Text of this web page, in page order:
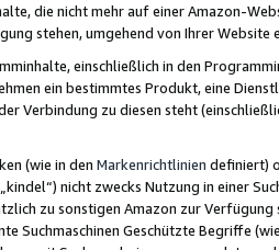
die nicht mehr auf einer Amazon-
stehen, umgehend von Ihrer
einschließlich in den
ein bestimmtes Produkt, eine
Verbindung zu diesen steht
(wie in den Markenrichtlinien definiert)
„kindel“) nicht zwecks Nutzung in einer
zu sonstigen Amazon zur
Suchmaschinen Geschützte Begriffe